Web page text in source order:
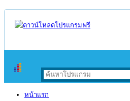
หน้าแรก